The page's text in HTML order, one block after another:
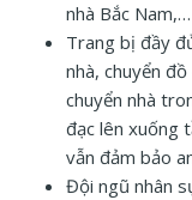
nhà Bắc Nam,…
Trang bị đầy
nhà, chuyển
chuyển nhà
đạc lên xuống
vẫn đảm bảo
Đội ngũ nhân